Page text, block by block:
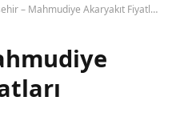
– Mahmudiye Akaryakıt Fiyatları